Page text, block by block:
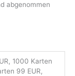
abgenommen
1000 Karten
99 EUR,